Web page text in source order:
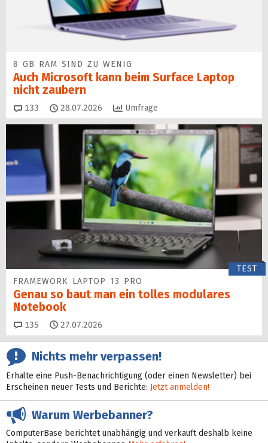
8 GB RAM SIND ZU WENIG
Auch Microsoft kann beim Surface Laptop
nicht zaubern
133 Kommentare
28.07.2026 Umfrage
TEST
FRAMEWORK LAPTOP 13 PRO
Genau so baut man ein tolles modulares
Notebook
135 Kommentare
27.07.2026
Nichts mehr verpassen!
Erhalte eine Push-Benachrichtigung (oder einen Newsletter) bei
Erscheinen neuer Tests und Berichte: Jetzt anmelden!
Warum Werbebanner?
ComputerBase berichtet unabhängig und verkauft deshalb keine